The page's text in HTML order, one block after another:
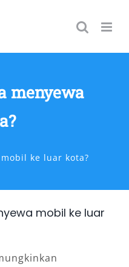
menyewa
ke luar kota?
mobil ke luar